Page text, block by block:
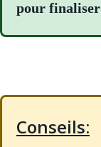
pour
Conseils: